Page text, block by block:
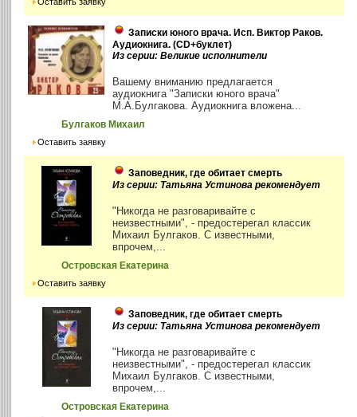
Записки юного врача. Исп. Виктор Раков.
Аудиокнига. (CD+буклет)
Из серии: Великие исполнители
Вашему вниманию предлагается
аудиокнига "Записки юного врача"
М.А.Булгакова. Аудиокнига вложена...
Булгаков Михаил
Оставить заявку
Заповедник, где обитает смерть
Из серии: Татьяна Устинова рекомендует
"Никогда не разговаривайте с
неизвестными", - предостерегал классик
Михаил Булгаков. С известными,
впрочем,...
Островская Екатерина
Оставить заявку
Заповедник, где обитает смерть
Из серии: Татьяна Устинова рекомендует
"Никогда не разговаривайте с
неизвестными", - предостерегал классик
Михаил Булгаков. С известными,
впрочем,...
Островская Екатерина